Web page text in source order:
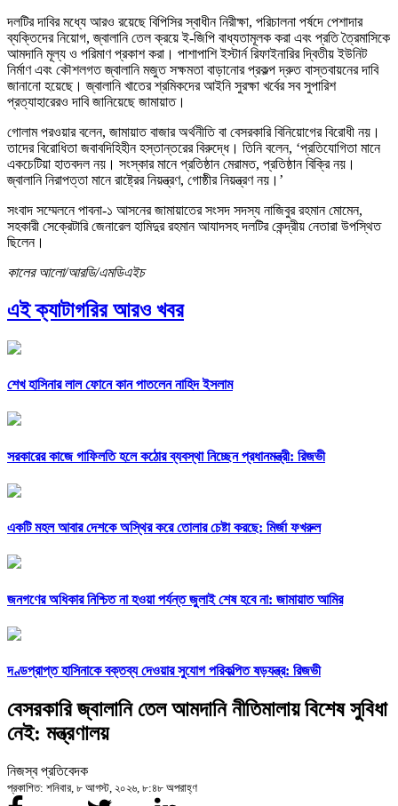
দলটির দাবির মধ্যে আরও রয়েছে বিপিসির স্বাধীন নিরীক্ষা, পরিচালনা পর্ষদে পেশাদার
ব্যক্তিদের নিয়োগ, জ্বালানি তেল ক্রয়ে ই-জিপি বাধ্যতামূলক করা এবং প্রতি ত্রৈমাসিকে
আমদানি মূল্য ও পরিমাণ প্রকাশ করা। পাশাপাশি ইস্টার্ন রিফাইনারির দ্বিতীয় ইউনিট
নির্মাণ এবং কৌশলগত জ্বালানি মজুত সক্ষমতা বাড়ানোর প্রকল্প দ্রুত বাস্তবায়নের দাবি
জানানো হয়েছে। জ্বালানি খাতের শ্রমিকদের আইনি সুরক্ষা খর্বের সব সুপারিশ
প্রত্যাহারেরও দাবি জানিয়েছে জামায়াত।
গোলাম পরওয়ার বলেন, জামায়াত বাজার অর্থনীতি বা বেসরকারি বিনিয়োগের বিরোধী নয়।
তাদের বিরোধিতা জবাবদিহিহীন হস্তান্তরের বিরুদ্ধে। তিনি বলেন, ‘প্রতিযোগিতা মানে
একচেটিয়া হাতবদল নয়। সংস্কার মানে প্রতিষ্ঠান মেরামত, প্রতিষ্ঠান বিক্রি নয়।
জ্বালানি নিরাপত্তা মানে রাষ্ট্রের নিয়ন্ত্রণ, গোষ্ঠীর নিয়ন্ত্রণ নয়।’
সংবাদ সম্মেলনে পাবনা-১ আসনের জামায়াতের সংসদ সদস্য নাজিবুর রহমান মোমেন,
সহকারী সেক্রেটারি জেনারেল হামিদুর রহমান আযাদসহ দলটির কেন্দ্রীয় নেতারা উপস্থিত
ছিলেন।
কালের আলো/আরডি/এমডিএইচ
এই ক্যাটাগরির আরও খবর
শেখ হাসিনার লাল ফোনে কান পাতলেন নাহিদ ইসলাম
সরকারের কাজে গাফিলতি হলে কঠোর ব্যবস্থা নিচ্ছেন প্রধানমন্ত্রী: রিজভী
একটি মহল আবার দেশকে অস্থির করে তোলার চেষ্টা করছে: মির্জা ফখরুল
জনগণের অধিকার নিশ্চিত না হওয়া পর্যন্ত জুলাই শেষ হবে না: জামায়াত আমির
দণ্ডপ্রাপ্ত হাসিনাকে বক্তব্য দেওয়ার সুযোগ পরিকল্পিত ষড়যন্ত্র: রিজভী
বেসরকারি জ্বালানি তেল আমদানি নীতিমালায় বিশেষ সুবিধা
নেই: মন্ত্রণালয়
নিজস্ব প্রতিবেদক
প্রকাশিত: শনিবার, ৮ আগস্ট, ২০২৬, ৮:৪৮ অপরাহ্ণ